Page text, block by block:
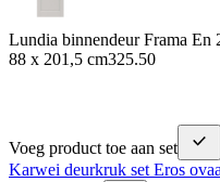
Lundia binnendeur Frama
88 x 201,5 cm325.50
Voeg product toe aan set
Karwei deurkruk set Eros